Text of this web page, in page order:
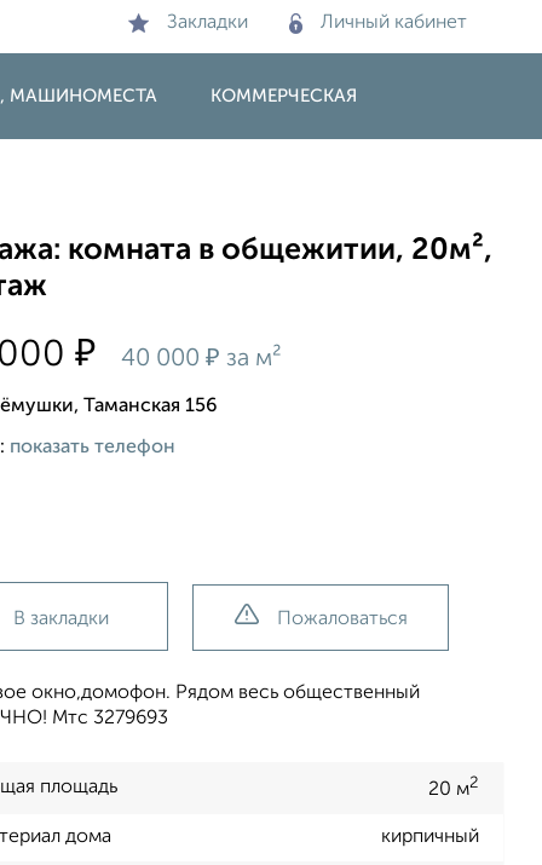
Закладки Личный кабинет
МАШИНОМЕСТА КОММЕРЧЕСКАЯ
комната в общежитии, 20м²,
₽ 40 000₽ за м²
Таманская 156
показать телефон
В закладки Пожаловаться
окно,домофон. Рядом весь общественный
Мтс 3279693
площадь 20 м2
дома кирпичный